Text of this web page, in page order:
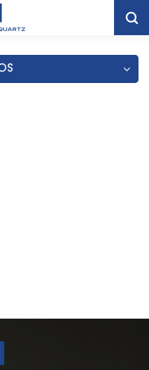
De Cocina Verdes